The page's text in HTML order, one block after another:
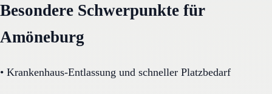
Besondere Schwerpunkte für
Amöneburg
• Krankenhaus-Entlassung und schneller Platzbedarf